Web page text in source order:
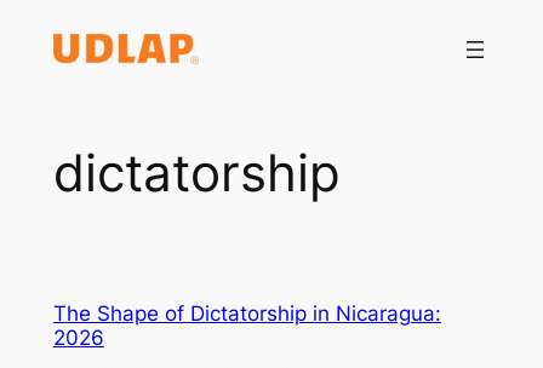
dictatorship
The Shape of Dictatorship in Nicaragua:
2026